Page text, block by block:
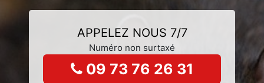
APPELEZ NOUS 7/7
Numéro non surtaxé
09 73 76 26 31